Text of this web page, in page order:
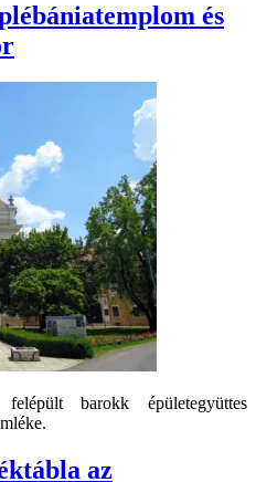
és
barokk épületegyüttes
az